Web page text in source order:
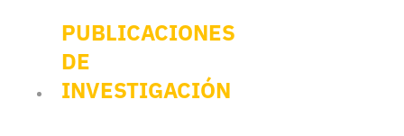
PUBLICACIONES
DE
INVESTIGACIÓN